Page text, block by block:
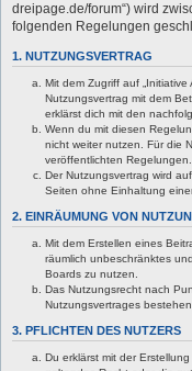
dreipage.de/forum“) wird
folgenden Regelungen
1. NUTZUNGSVERTRAG
Mit dem Zugriff auf „Initiative
Nutzungsvertrag mit dem
erklärst dich mit den
Wenn du mit diesen
nicht weiter nutzen. Für die
veröffentlichten Regelungen.
Der Nutzungsvertrag wird
Seiten ohne Einhaltung
2. EINRÄUMUNG VON
Mit dem Erstellen eines
räumlich unbeschränktes
Boards zu nutzen.
Das Nutzungsrecht nach
Nutzungsvertrages bestehen.
3. PFLICHTEN DES NUTZERS
Du erklärst mit der